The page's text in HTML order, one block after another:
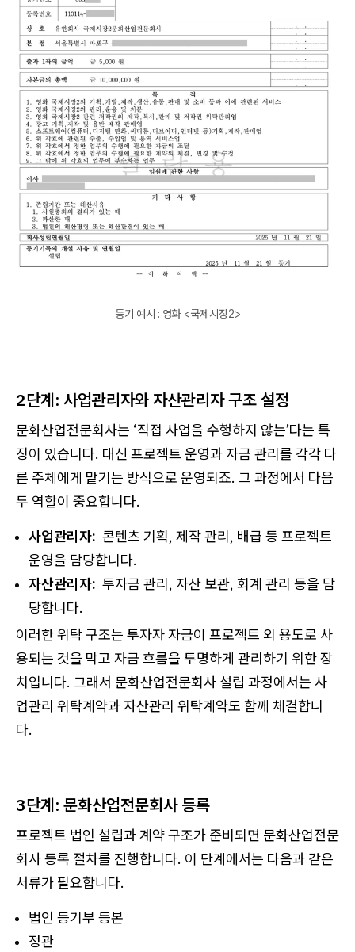
등기 예시 : 영화 <국제시장2>
2단계: 사업관리자와 자산관리자 구조 설정
문화산업전문회사는 ‘직접 사업을 수행하지 않는’다는 특
징이 있습니다. 대신 프로젝트 운영과 자금 관리를 각각 다
른 주체에게 맡기는 방식으로 운영되죠. 그 과정에서 다음
두 역할이 중요합니다.
사업관리자: 콘텐츠 기획, 제작 관리, 배급 등 프로젝트
운영을 담당합니다.
자산관리자: 투자금 관리, 자산 보관, 회계 관리 등을 담
당합니다.
이러한 위탁 구조는 투자자 자금이 프로젝트 외 용도로 사
용되는 것을 막고 자금 흐름을 투명하게 관리하기 위한 장
치입니다. 그래서 문화산업전문회사 설립 과정에서는 사
업관리 위탁계약과 자산관리 위탁계약도 함께 체결합니
다.
3단계: 문화산업전문회사 등록
프로젝트 법인 설립과 계약 구조가 준비되면 문화산업전문
회사 등록 절차를 진행합니다. 이 단계에서는 다음과 같은
서류가 필요합니다.
법인 등기부 등본
정관